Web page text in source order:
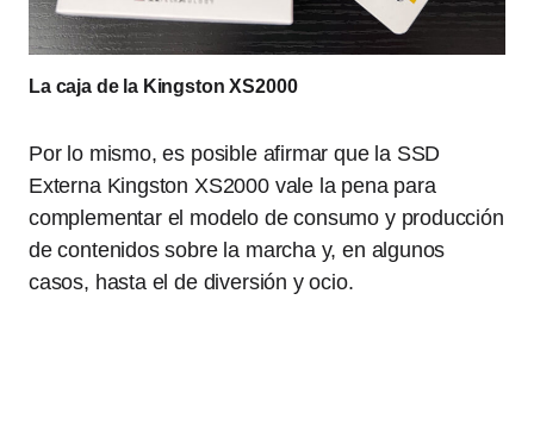
La caja de la Kingston XS2000
Por lo mismo, es posible afirmar que la SSD
Externa Kingston XS2000 vale la pena para
complementar el modelo de consumo y producción
de contenidos sobre la marcha y, en algunos
casos, hasta el de diversión y ocio.